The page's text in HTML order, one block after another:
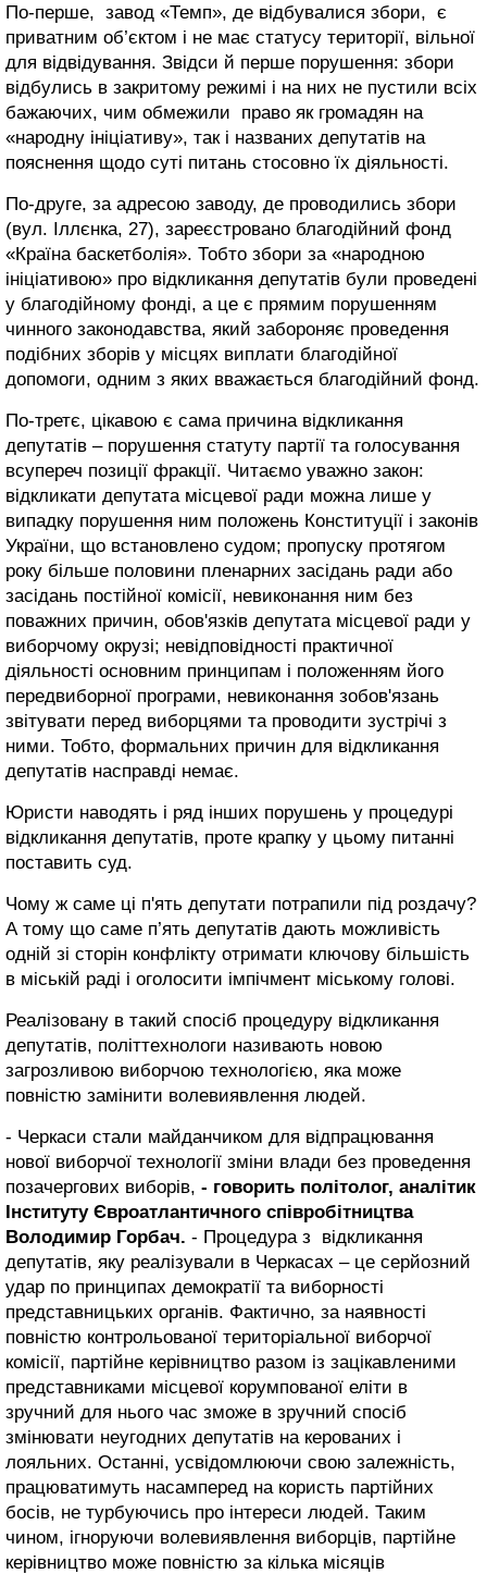
По-перше, завод «Темп», де відбувалися збори, є
приватним об’єктом і не має статусу території, вільної
для відвідування. Звідси й перше порушення: збори
відбулись в закритому режимі і на них не пустили всіх
бажаючих, чим обмежили право як громадян на
«народну ініціативу», так і названих депутатів на
пояснення щодо суті питань стосовно їх діяльності.
По-друге, за адресою заводу, де проводились збори
(вул. Іллєнка, 27), зареєстровано благодійний фонд
«Країна баскетболія». Тобто збори за «народною
ініціативою» про відкликання депутатів були проведені
у благодійному фонді, а це є прямим порушенням
чинного законодавства, який забороняє проведення
подібних зборів у місцях виплати благодійної
допомоги, одним з яких вважається благодійний фонд.
По-третє, цікавою є сама причина відкликання
депутатів – порушення статуту партії та голосування
всупереч позиції фракції. Читаємо уважно закон:
відкликати депутата місцевої ради можна лише у
випадку порушення ним положень Конституції і законів
України, що встановлено судом; пропуску протягом
року більше половини пленарних засідань ради або
засідань постійної комісії, невиконання ним без
поважних причин, обов'язків депутата місцевої ради у
виборчому окрузі; невідповідності практичної
діяльності основним принципам і положенням його
передвиборної програми, невиконання зобов'язань
звітувати перед виборцями та проводити зустрічі з
ними. Тобто, формальних причин для відкликання
депутатів насправді немає.
Юристи наводять і ряд інших порушень у процедурі
відкликання депутатів, проте крапку у цьому питанні
поставить суд.
Чому ж саме ці п'ять депутати потрапили під роздачу?
А тому що саме п’ять депутатів дають можливість
одній зі сторін конфлікту отримати ключову більшість
в міській раді і оголосити імпічмент міському голові.
Реалізовану в такий спосіб процедуру відкликання
депутатів, політтехнологи називають новою
загрозливою виборчою технологією, яка може
повністю замінити волевиявлення людей.
- Черкаси стали майданчиком для відпрацювання
нової виборчої технології зміни влади без проведення
позачергових виборів, - говорить політолог, аналітик
Інституту Євроатлантичного співробітництва
Володимир Горбач. - Процедура з відкликання
депутатів, яку реалізували в Черкасах – це серйозний
удар по принципах демократії та виборності
представницьких органів. Фактично, за наявності
повністю контрольованої територіальної виборчої
комісії, партійне керівництво разом із зацікавленими
представниками місцевої корумпованої еліти в
зручний для нього час зможе в зручний спосіб
змінювати неугодних депутатів на керованих і
лояльних. Останні, усвідомлюючи свою залежність,
працюватимуть насамперед на користь партійних
босів, не турбуючись про інтереси людей. Таким
чином, ігноруючи волевиявлення виборців, партійне
керівництво може повністю за кілька місяців